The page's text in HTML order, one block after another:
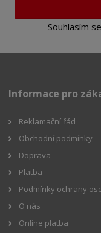
Souhlasím se
Informace pro
Reklamační řád
Obchodní podmínky
Doprava
Platba
Podmínky ochrany
O nás
Online platba